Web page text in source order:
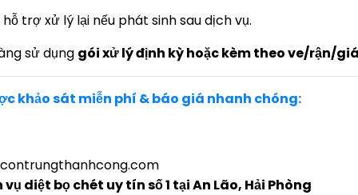
hỗ trợ xử lý lại nếu phát sinh sau dịch vụ.
sử dụng gói xử lý định kỳ hoặc kèm theo ve/rận/
khảo sát miễn phí & báo giá nhanh chóng:
diệt bọ chét uy tín số 1 tại An Lão, Hải Phòng